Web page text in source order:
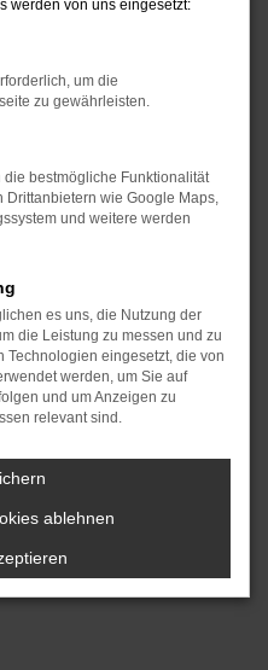
für
im Autohaus
Stiglmayr – Ihre erste
Gebrauchtwagen
Unser
darauf, Ihnen eine
Q7 Gebrauchtwagen zu
in Sachen Qualität und
Ihr
es um erstklassige
über unsere
Flotte und
Adresse für Audi
ist.
werden von uns eingesetzt:
um die
zu gewährleisten.
bestmögliche Funktionalität
Drittanbietern wie Google Maps,
und weitere werden
es uns, die Nutzung der
die Leistung zu messen und zu
Technologien eingesetzt, die von
werden, um Sie auf
und um Anzeigen zu
relevant sind.
ablehnen